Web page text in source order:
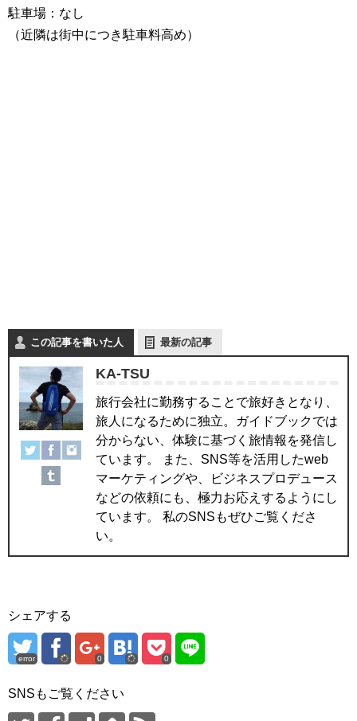
駐車場：なし
（近隣は街中につき駐車料高め）
この記事を書いた人 最新の記事
KA-TSU
旅行会社に勤務することで旅好きとなり、
旅人になるために独立。ガイドブックでは
分からない、体験に基づく旅情報を発信し
ています。 また、SNS等を活用したweb
マーケティングや、ビジネスプロデュース
などの依頼にも、極力お応えするようにし
ています。 私のSNSもぜひご覧くださ
い。
シェアする
error 0 0
SNSもご覧ください